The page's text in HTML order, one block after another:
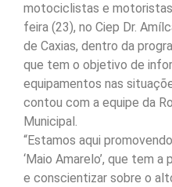
motociclistas e
feira (23), no Ciep Dr.
de Caxias, dentro da
que tem o objetivo de
equipamentos nas
contou com a equipe da
Municipal.
“Estamos aqui
‘Maio Amarelo’, que tem
e conscientizar sobre o